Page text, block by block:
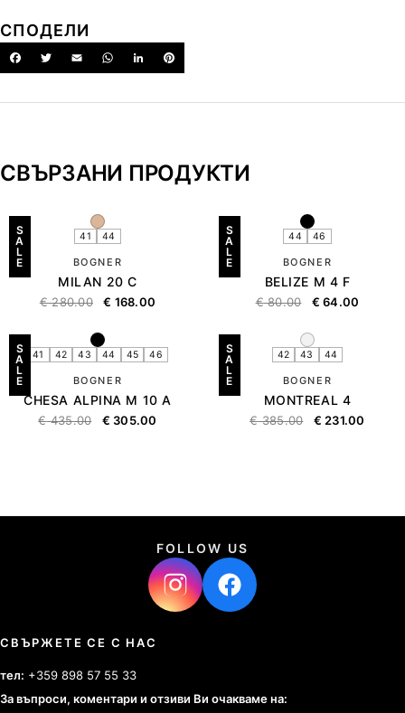
СПОДЕЛИ
СВЪРЗАНИ ПРОДУКТИ
S
A
L
E
41 44
BOGNER
MILAN 20 C
€280.00 € 168.00
S
A
L
E
44 46
BOGNER
BELIZE M 4 F
€80.00 € 64.00
S
A
L
E
41 42 43 44 45 46
BOGNER
CHESA ALPINA M 10 A
€435.00 € 305.00
S
A
L
E
42 43 44
BOGNER
MONTREAL 4
€385.00 € 231.00
FOLLOW US
СВЪРЖЕТЕ СЕ С НАС
тел: +359 898 57 55 33
За въпроси, коментари и отзиви Ви очакваме на: